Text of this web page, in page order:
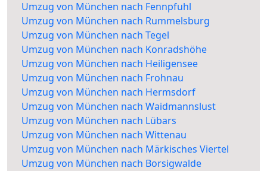
Umzug von München nach Fennpfuhl
Umzug von München nach Rummelsburg
Umzug von München nach Tegel
Umzug von München nach Konradshöhe
Umzug von München nach Heiligensee
Umzug von München nach Frohnau
Umzug von München nach Hermsdorf
Umzug von München nach Waidmannslust
Umzug von München nach Lübars
Umzug von München nach Wittenau
Umzug von München nach Märkisches Viertel
Umzug von München nach Borsigwalde